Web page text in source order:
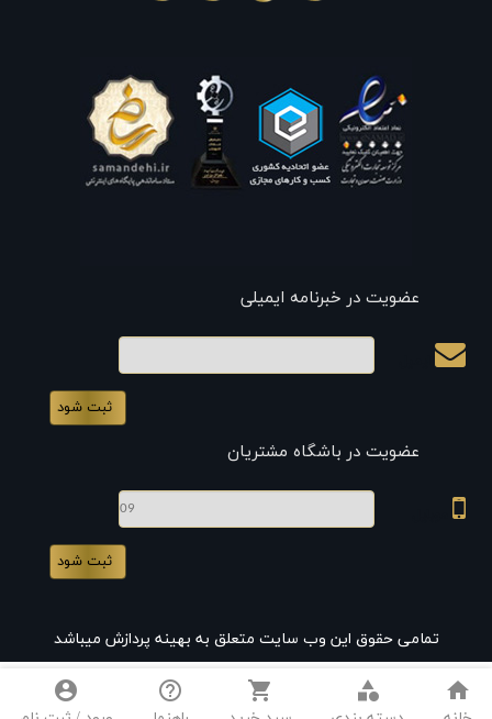
عضویت در خبرنامه ایمیلی
عضویت در باشگاه مشتریان
تمامی حقوق این وب سایت متعلق به بهینه پردازش میباشد
home
category
shopping_cart
help_outline
account_circle